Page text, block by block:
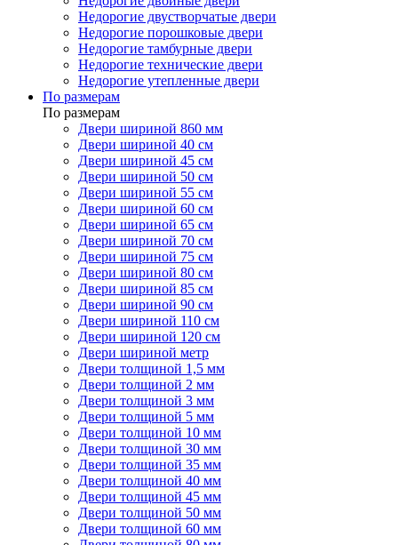
Недорогие двустворчатые двери
Недорогие порошковые двери
Недорогие тамбурные двери
Недорогие технические двери
Недорогие утепленные двери
По размерам
По размерам
Двери шириной 860 мм
Двери шириной 40 см
Двери шириной 45 см
Двери шириной 50 см
Двери шириной 55 см
Двери шириной 60 см
Двери шириной 65 см
Двери шириной 70 см
Двери шириной 75 см
Двери шириной 80 см
Двери шириной 85 см
Двери шириной 90 см
Двери шириной 110 см
Двери шириной 120 см
Двери шириной метр
Двери толщиной 1,5 мм
Двери толщиной 2 мм
Двери толщиной 3 мм
Двери толщиной 5 мм
Двери толщиной 10 мм
Двери толщиной 30 мм
Двери толщиной 35 мм
Двери толщиной 40 мм
Двери толщиной 45 мм
Двери толщиной 50 мм
Двери толщиной 60 мм